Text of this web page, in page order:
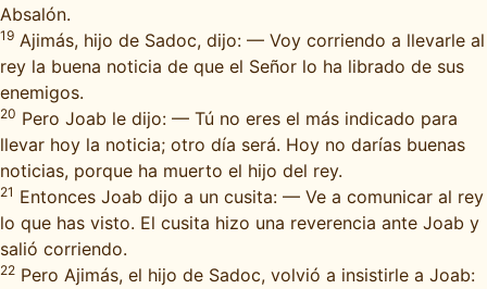
Absalón.
19 Ajimás, hijo de Sadoc, dijo: — Voy corriendo a llevarle al
rey la buena noticia de que el Señor lo ha librado de sus
enemigos.
20 Pero Joab le dijo: — Tú no eres el más indicado para
llevar hoy la noticia; otro día será. Hoy no darías buenas
noticias, porque ha muerto el hijo del rey.
21 Entonces Joab dijo a un cusita: — Ve a comunicar al rey
lo que has visto. El cusita hizo una reverencia ante Joab y
salió corriendo.
22 Pero Ajimás, el hijo de Sadoc, volvió a insistirle a Joab: